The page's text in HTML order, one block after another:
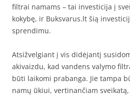
filtrai namams – tai investicija į
kokybę, ir Buksvarus.lt šią
sprendimu.
Atsižvelgiant į vis didėjantį
akivaizdu, kad vandens valymo
būti laikomi prabanga. Jie tampa
namų ūkiui, vertinančiam